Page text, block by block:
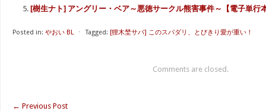
[樹生ナト] アングリー・ベア～悪徳サークル熊害事件～【電子単行
Posted in: やおい BL ⋅ Tagged: [狸木埜サバ] このスパダリ、とびきり愛が重い！
Comments are closed.
← Previous Post